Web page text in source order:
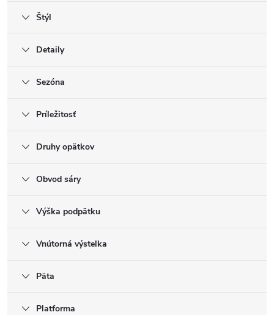
Štýl
Detaily
Sezóna
Príležitosť
Druhy opätkov
Obvod sáry
Výška podpätku
Vnútorná výstelka
Päta
Platforma